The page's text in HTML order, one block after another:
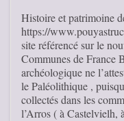
Histoire et patrimoine
https://
site référencé sur le
Communes de France
archéologique ne
le Paléolithique ,
collectés dans les
l’Arros ( à Castelvielh,